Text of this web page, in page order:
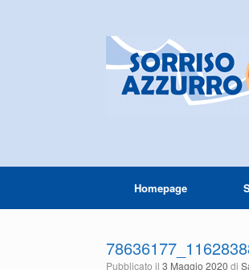
Homepage
Pubblicato il 3 Maggio 2020 di